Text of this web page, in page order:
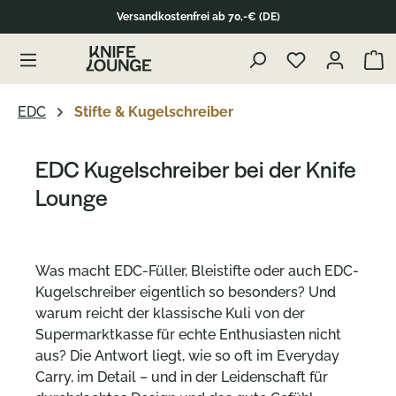
Produktübersicht springen
Versandkostenfrei ab 70,-€ (DE)
EDC Stifte & Kugelschreiber
EDC Kugelschreiber bei der Knife
Lounge
Was macht EDC-Füller, Bleistifte oder auch EDC-
Kugelschreiber eigentlich so besonders? Und
warum reicht der klassische Kuli von der
Supermarktkasse für echte Enthusiasten nicht
aus? Die Antwort liegt, wie so oft im Everyday
Carry, im Detail – und in der Leidenschaft für